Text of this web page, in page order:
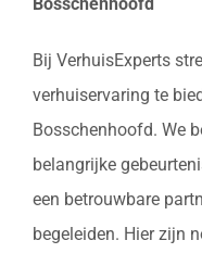
Bosschenhoofd
Bij VerhuisExperts
verhuiservaring te
Bosschenhoofd. We
belangrijke
een betrouwbare
begeleiden. Hier zijn